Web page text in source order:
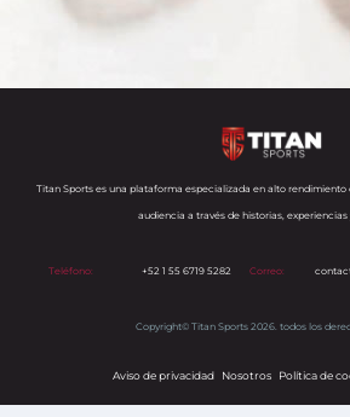
Titan Sports es una plataforma especializada en alto
audiencia a través de historias,
Teléfono: +52 1 55 6719 5282 Correo:
Copyright© Titan Sports 2026. todos los
Aviso de privacidad Nosotros Política de